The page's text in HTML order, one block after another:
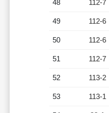
48 112-7
49 112-6
50 112-6
51 112-7
52 113-2
53 113-1